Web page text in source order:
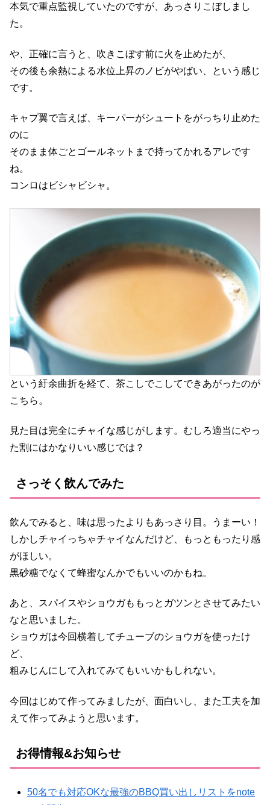
本気で重点監視していたのですが、あっさりこぼしまし
た。
や、正確に言うと、吹きこぼす前に火を止めたが、
その後も余熱による水位上昇のノビがやばい、という感じ
です。
キャプ翼で言えば、キーパーがシュートをがっちり止めた
のに
そのまま体ごとゴールネットまで持ってかれるアレです
ね。
コンロはビシャビシャ。
という紆余曲折を経て、茶こしでこしてできあがったのが
こちら。
見た目は完全にチャイな感じがします。むしろ適当にやっ
た割にはかなりいい感じでは？
さっそく飲んでみた
飲んでみると、味は思ったよりもあっさり目。うまーい！
しかしチャイっちゃチャイなんだけど、もっともったり感
がほしい。
黒砂糖でなくて蜂蜜なんかでもいいのかもね。
あと、スパイスやショウガももっとガツンとさせてみたい
なと思いました。
ショウガは今回横着してチューブのショウガを使ったけ
ど、
粗みじんにして入れてみてもいいかもしれない。
今回はじめて作ってみましたが、面白いし、また工夫を加
えて作ってみようと思います。
お得情報&お知らせ
50名でも対応OKな最強のBBQ買い出しリストをnote